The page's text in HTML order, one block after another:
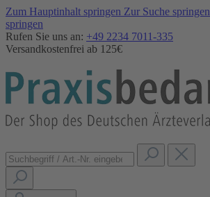
Zum Hauptinhalt springen Zur Suche springen
springen
Rufen Sie uns an: +49 2234 7011-335
Versandkostenfrei ab 125€